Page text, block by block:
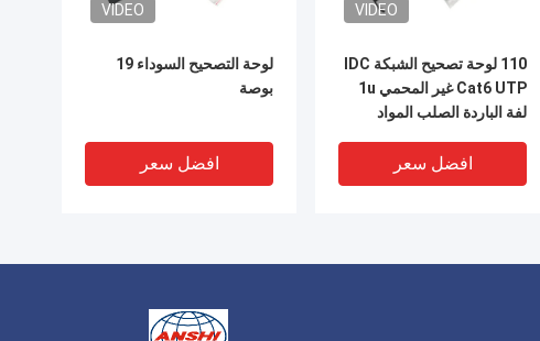
VIDEO
لوحة التصحيح السوداء 19
بوصة
افضل سعر
VIDEO
110 لوحة تصحيح الشبكة IDC
Cat6 UTP غير المحمي 1u
لفة الباردة الصلب المواد
افضل سعر